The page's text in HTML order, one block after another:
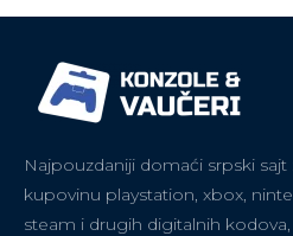
Najpouzdaniji domaći srpski
kupovinu playstation, xbox,
steam i drugih digitalnih